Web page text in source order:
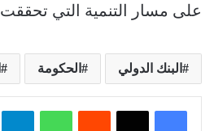
على مسار التنمية التي تحققت
البنك الدولي الحكومة
واتساب